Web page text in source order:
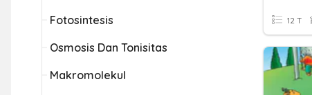
Fotosintesis
Osmosis Dan Tonisitas
Makromolekul
12 T